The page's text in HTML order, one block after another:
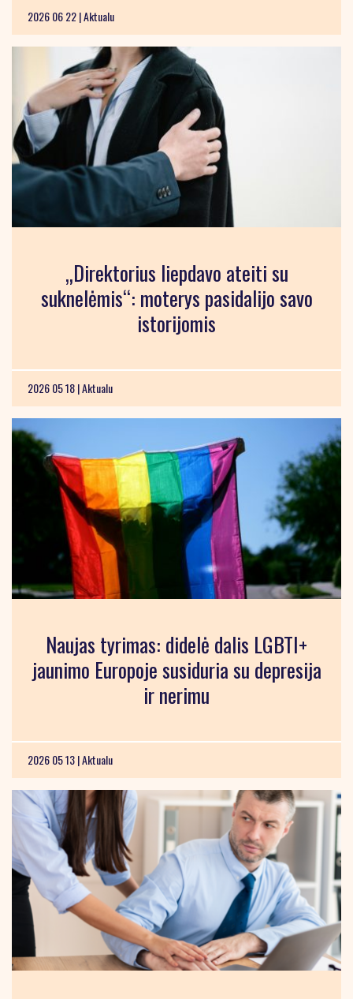
2026 06 22 |Aktualu
„Direktorius liepdavo ateiti su
suknelėmis“: moterys pasidalijo savo
istorijomis
2026 05 18 |Aktualu
Naujas tyrimas: didelė dalis LGBTI+
jaunimo Europoje susiduria su depresija
ir nerimu
2026 05 13 |Aktualu